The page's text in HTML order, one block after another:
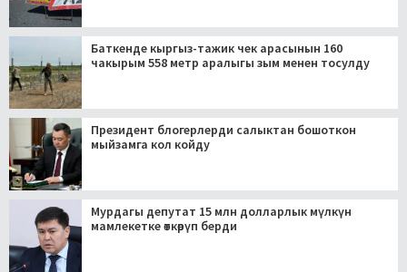
Баткенде кыргыз-тажик чек арасынын 160
чакырым 558 метр аралыгы зым менен тосулду
Президент блогерлерди салыктан бошоткон
мыйзамга кол койду
Мурдагы депутат 15 млн долларлык мүлкүн
мамлекетке өткөрүп берди